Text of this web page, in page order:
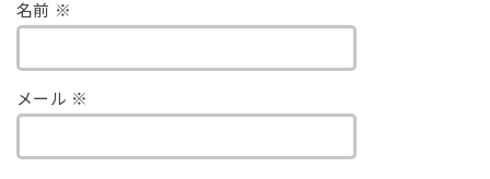
名前 ※
メール ※